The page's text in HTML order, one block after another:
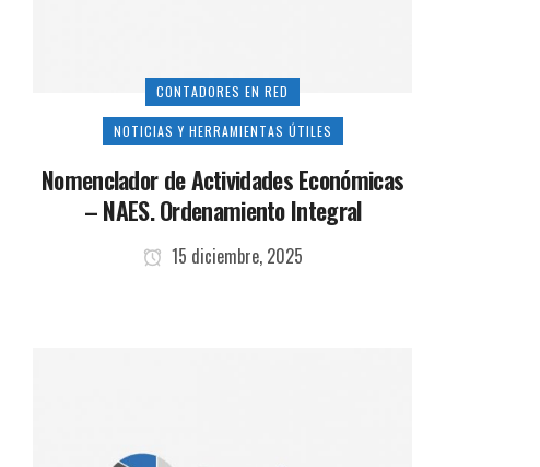
CONTADORES EN RED
NOTICIAS Y HERRAMIENTAS ÚTILES
Nomenclador de Actividades Económicas
– NAES. Ordenamiento Integral
15 diciembre, 2025